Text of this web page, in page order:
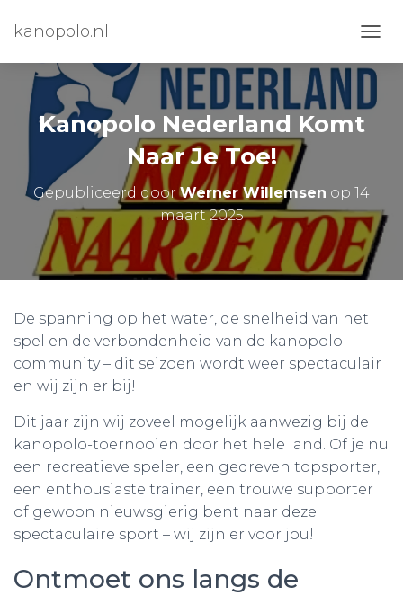
kanopolo.nl
A
V
I
S
S
E
L
Kanopolo Nederland Komt
Naar Je Toe!
Gepubliceerd doorWerner Willemsen op 14
maart 2025
De spanning op het water, de snelheid van het
spel en de verbondenheid van de kanopolo-
community – dit seizoen wordt weer spectaculair
en wij zijn er bij!
Dit jaar zijn wij zoveel mogelijk aanwezig bij de
kanopolo-toernooien door het hele land. Of je nu
een recreatieve speler, een gedreven topsporter,
een enthousiaste trainer, een trouwe supporter
of gewoon nieuwsgierig bent naar deze
spectaculaire sport – wij zijn er voor jou!
Ontmoet ons langs de